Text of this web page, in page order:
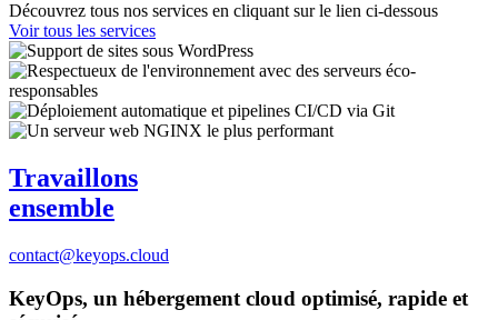
Découvrez tous nos services en cliquant sur le lien ci-dessous
Voir tous les services
Travaillons
ensemble
contact@keyops.cloud
KeyOps, un hébergement cloud optimisé, rapide et